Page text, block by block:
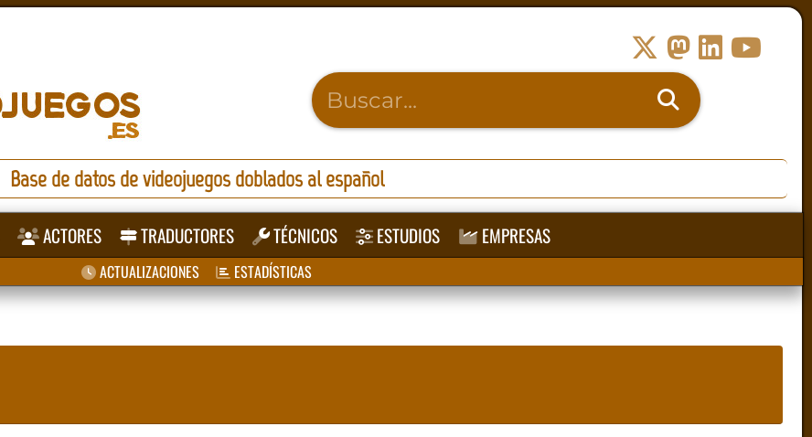
Base de datos de videojuegos doblados al español
ACTORES TRADUCTORES TÉCNICOS ESTUDIOS EMPRESAS
ACTUALIZACIONES ESTADÍSTICAS